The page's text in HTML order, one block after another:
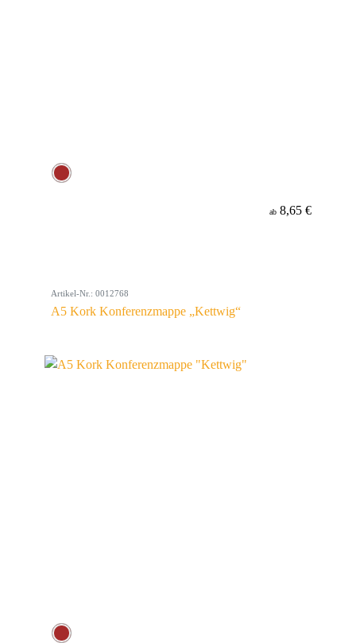
ab 8,65 €
Artikel-Nr.: 0012768
A5 Kork Konferenzmappe „Kettwig“